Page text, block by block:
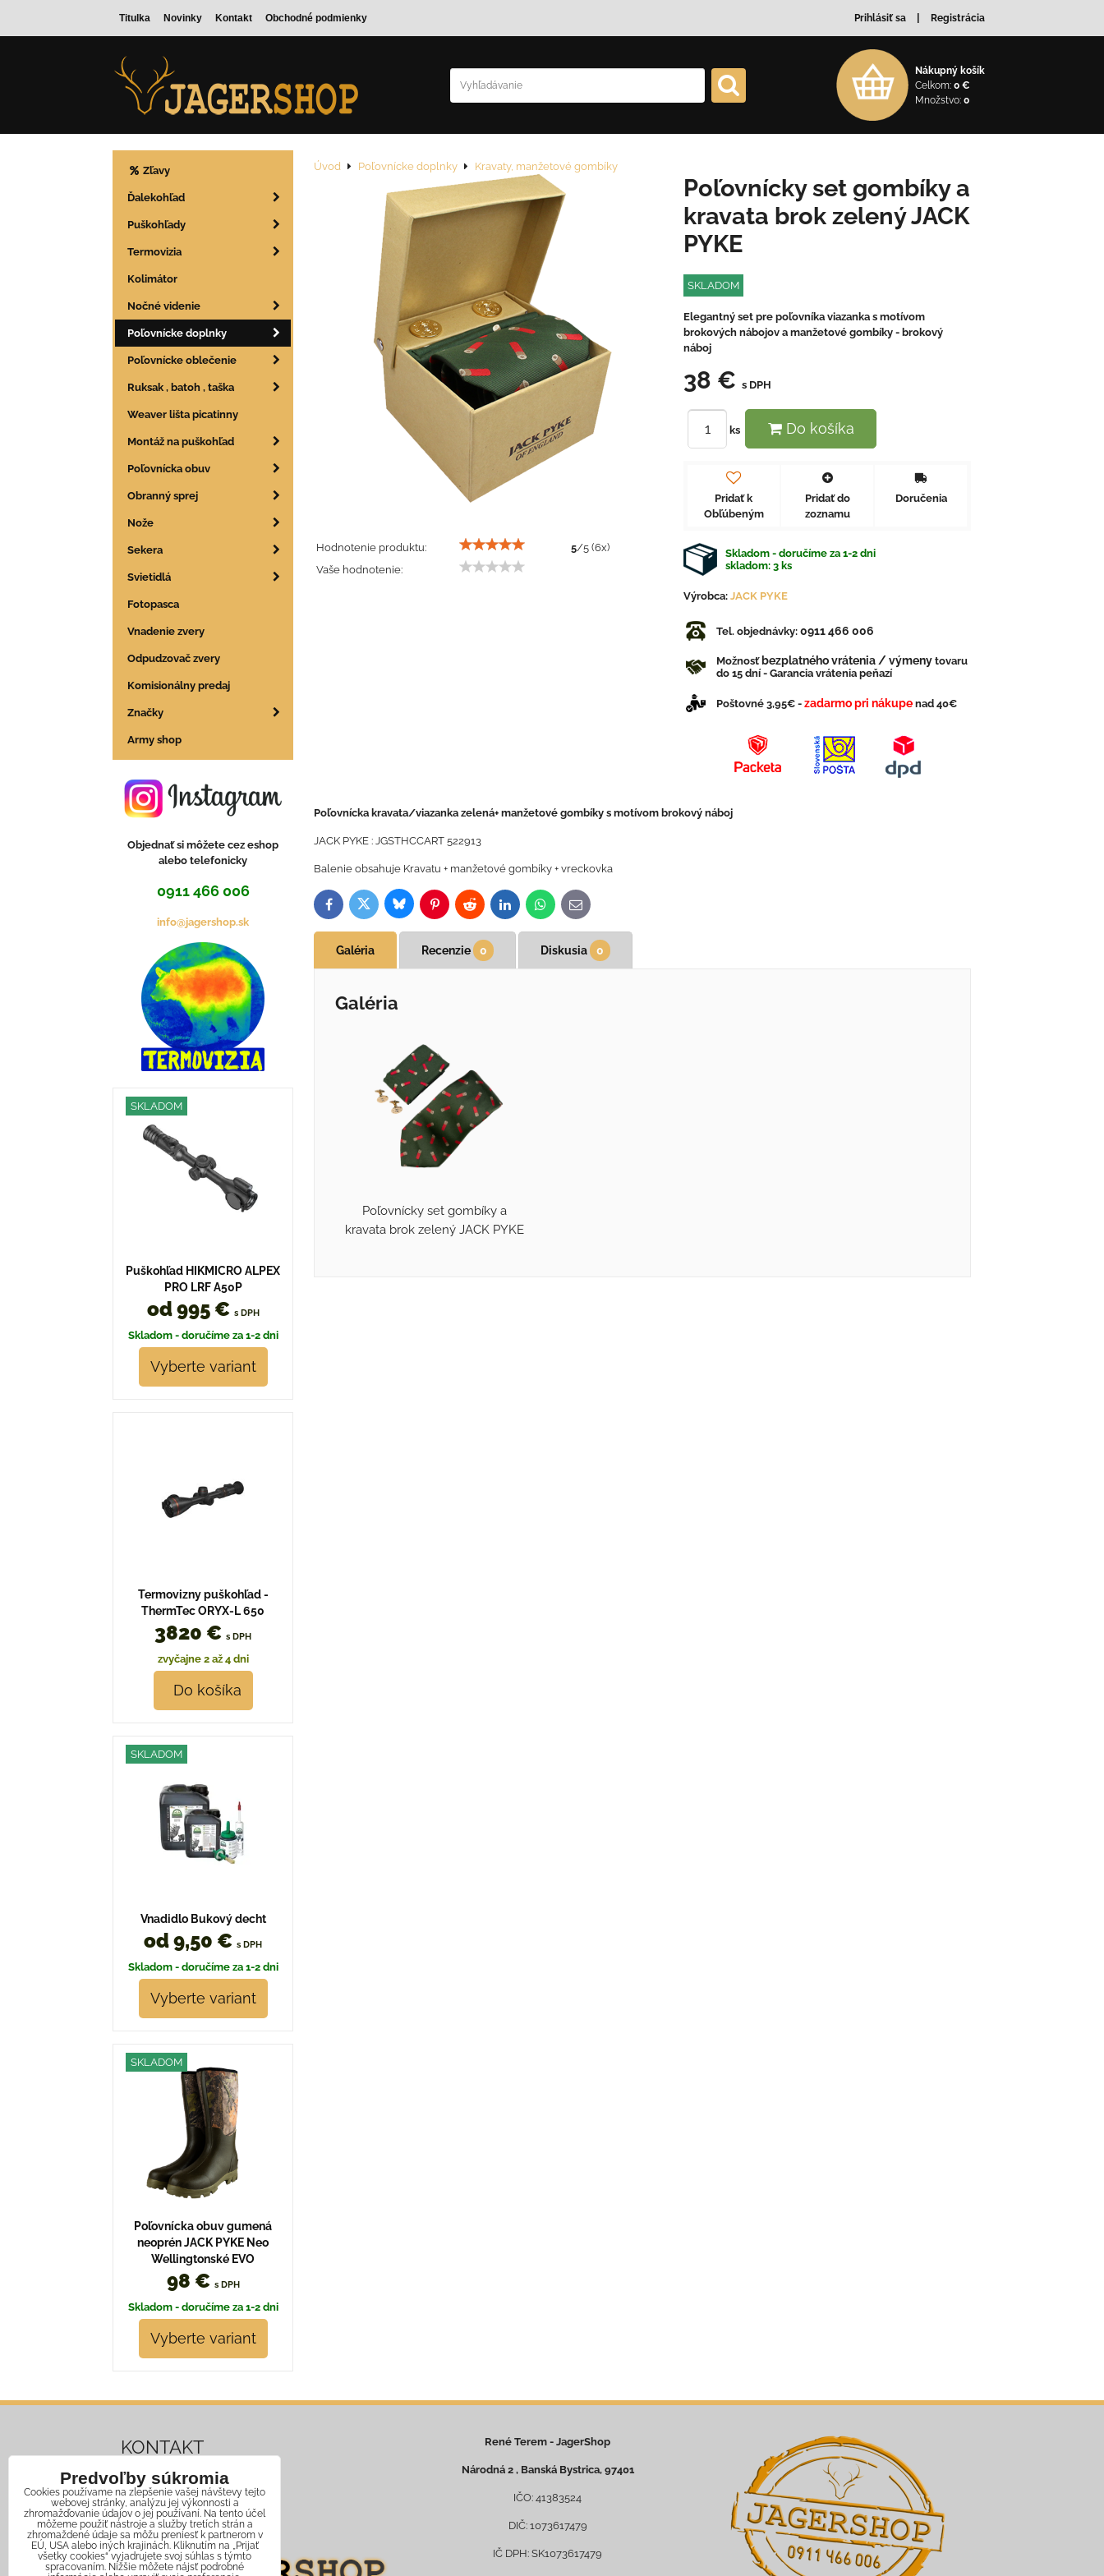
Titulka Novinky Kontakt Obchodné podmienky Prihlásiť sa Registrácia
Nákupný košík
Celkom: 0 €
Množstvo: 0
Úvod Poľovnícke doplnky Kravaty, manžetové gombíky
Hodnotenie produktu: 5/5 (6x)
Vaše hodnotenie:
Poľovnícky set gombíky a
kravata brok zelený JACK
PYKE
SKLADOM
Elegantný set pre poľovníka viazanka s motívom
brokových nábojov a manžetové gombíky - brokový
náboj
38 € s DPH
ks Do košíka
Pridať k
Obľúbeným
Pridať do
zoznamu
Doručenia
Skladom - doručíme za 1-2 dni
skladom: 3 ks
Výrobca: JACK PYKE
Tel. objednávky: 0911 466 006
Možnosť bezplatného vrátenia / výmeny tovaru
do 15 dní - Garancia vrátenia peňazí
Poštovné 3,95€ - zadarmo pri nákupe nad 40€
Poľovnícka kravata/viazanka zelená+ manžetové gombíky s motívom brokový náboj
JACK PYKE : JGSTHCCART 522913
Balenie obsahuje Kravatu + manžetové gombíky + vreckovka
FacebookTwitterBlueskyPinterestReddit LinkedInWhatsApp
E-
mail
Galéria Recenzie 0 Diskusia 0
Galéria
Poľovnícky set gombíky a
kravata brok zelený JACK PYKE
Zľavy
Ďalekohľad
Puškohľady
Termovizia
Kolimátor
Nočné videnie
Poľovnícke doplnky
Poľovnícke oblečenie
Ruksak , batoh , taška
Weaver lišta picatinny
Montáž na puškohľad
Poľovnícka obuv
Obranný sprej
Nože
Sekera
Svietidlá
Fotopasca
Vnadenie zvery
Odpudzovač zvery
Komisionálny predaj
Značky
Army shop
Objednať si môžete cez eshop
alebo telefonicky
0911 466 006
info@jagershop.sk
SKLADOM
Puškohľad HIKMICRO ALPEX
PRO LRF A50P
od 995 € s DPH
Skladom - doručíme za 1-2 dni
Vyberte variant
Termovizny puškohľad -
ThermTec ORYX-L 650
3820 € s DPH
zvyčajne 2 až 4 dni
Do košíka
SKLADOM
Vnadidlo Bukový decht
od 9,50 € s DPH
Skladom - doručíme za 1-2 dni
Vyberte variant
SKLADOM
Poľovnícka obuv gumená
neoprén JACK PYKE Neo
Wellingtonské EVO
98 € s DPH
Skladom - doručíme za 1-2 dni
Vyberte variant
KONTAKT
Mobil: +421 911 466 006
Email: info@jagershop.sk
René Terem - JagerShop
Národná 2 , Banská Bystrica, 97401
IČO: 41383524
DIČ: 1073617479
IČ DPH: SK1073617479
Predvoľby súkromia
Cookies používame na zlepšenie vašej návštevy tejto
webovej stránky, analýzu jej výkonnosti a
zhromažďovanie údajov o jej používaní. Na tento účel
môžeme použiť nástroje a služby tretích strán a
zhromaždené údaje sa môžu preniesť k partnerom v
EÚ, USA alebo iných krajinách. Kliknutím na „Prijať
všetky cookies“ vyjadrujete svoj súhlas s týmto
spracovaním. Nižšie môžete nájsť podrobné